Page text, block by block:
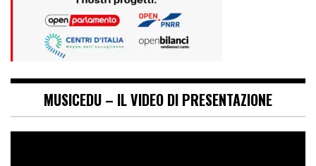
MUSICEDU – IL VIDEO DI PRESENTAZIONE